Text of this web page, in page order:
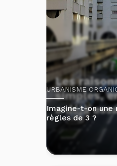
URBANISME
Imagine-t-on une
règles de 3 ?